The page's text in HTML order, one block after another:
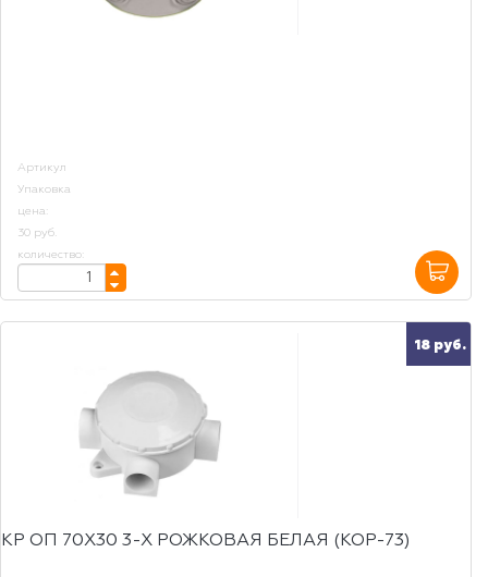
Артикул
Упаковка
цена:
30 руб.
количество:
18 руб.
КР ОП 70Х30 3-Х РОЖКОВАЯ БЕЛАЯ (КОР-73)